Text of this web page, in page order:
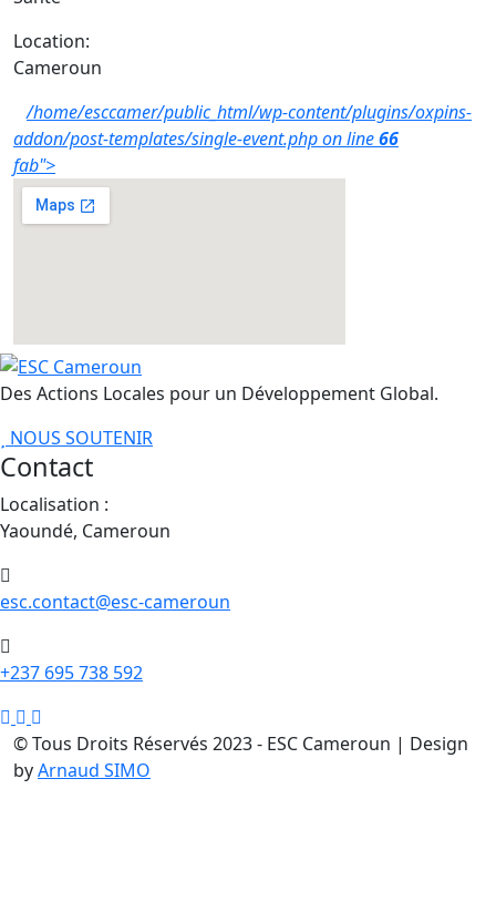
Location:
Cameroun
/home/esccamer/public_html/wp-content/plugins/oxpins-
addon/post-templates/single-event.php on line66
fab">
Des Actions Locales pour un Développement Global.
NOUS SOUTENIR
Contact
Localisation :
Yaoundé, Cameroun
esc.contact@esc-cameroun
+237 695 738 592
© Tous Droits Réservés 2023 - ESC Cameroun | Design
byArnaud SIMO